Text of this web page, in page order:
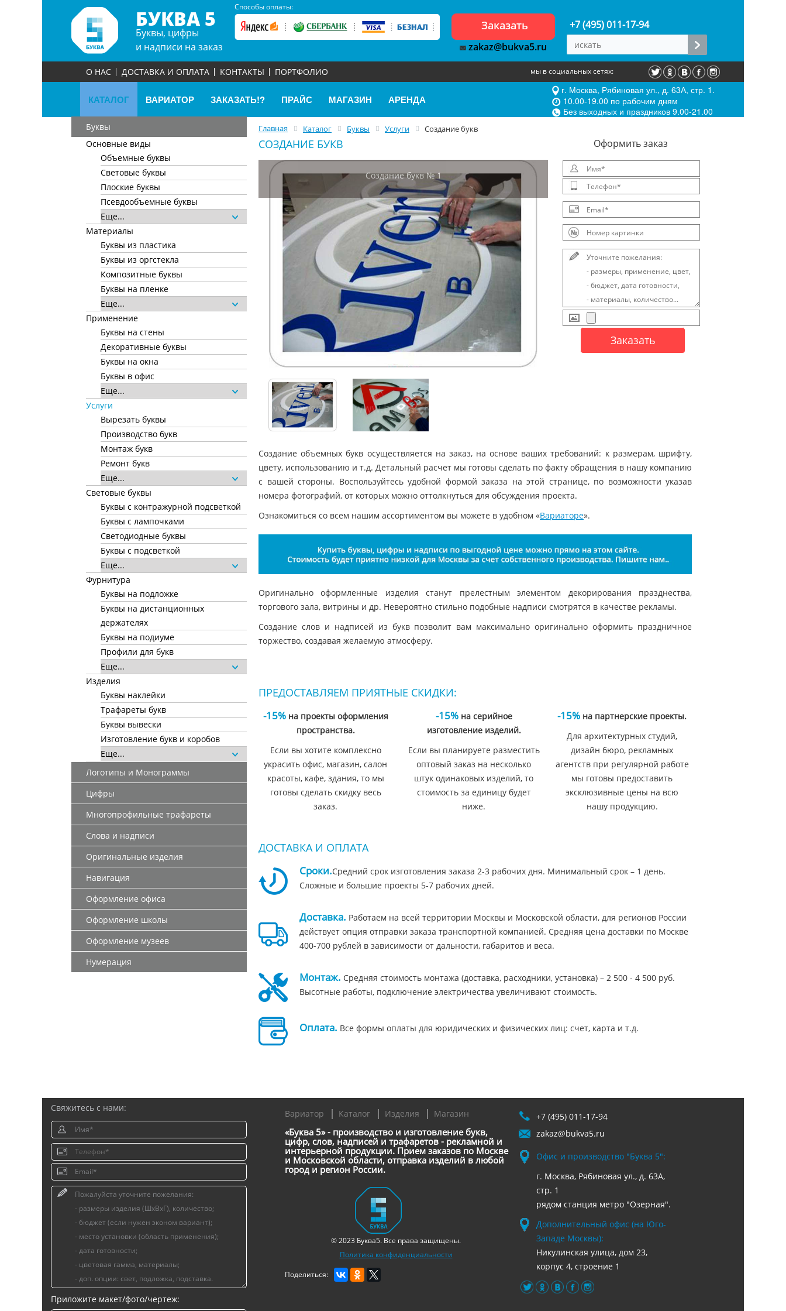
БУКВА 5
Буквы, цифры
и надписи на заказ
Способы оплаты:
Заказать
zakaz@bukva5.ru
+7 (495) 011-17-94
О НАС ДОСТАВКА И ОПЛАТА КОНТАКТЫ ПОРТФОЛИО мы в социальных сетях:
КАТАЛОГ ВАРИАТОР ЗАКАЗАТЬ!? ПРАЙС МАГАЗИН АРЕНДА
г. Москва, Рябиновая ул., д. 63А, стр. 1.
10.00-19.00 по рабочим дням
Без выходных и праздников 9.00-21.00
Главная Каталог Буквы Услуги Создание букв
Буквы
Основные виды
Объемные буквы
Световые буквы
Плоские буквы
Псевдообъемные буквы
Еще...
Материалы
Буквы из пластика
Буквы из оргстекла
Композитные буквы
Буквы на пленке
Еще...
Применение
Буквы на стены
Декоративные буквы
Буквы на окна
Буквы в офис
Еще...
Услуги
Вырезать буквы
Производство букв
Монтаж букв
Ремонт букв
Еще...
Световые буквы
Буквы с контражурной подсветкой
Буквы с лампочками
Светодиодные буквы
Буквы с подсветкой
Еще...
Фурнитура
Буквы на подложке
Буквы на дистанционных
держателях
Буквы на подиуме
Профили для букв
Еще...
Изделия
Буквы наклейки
Трафареты букв
Буквы вывески
Изготовление букв и коробов
Еще...
Логотипы и Монограммы
Цифры
Многопрофильные трафареты
Слова и надписи
Оригинальные изделия
Навигация
Оформление офиса
Оформление школы
Оформление музеев
Нумерация
СОЗДАНИЕ БУКВ
Создание букв № 1
Oформить заказ
Создание объемных букв осуществляется на заказ, на основе ваших требований: к размерам, шрифту,
цвету, использованию и т.д. Детальный расчет мы готовы сделать по факту обращения в нашу компанию
с вашей стороны. Воспользуйтесь удобной формой заказа на этой странице, по возможности указав
номера фотографий, от которых можно оттолкнуться для обсуждения проекта.
Ознакомиться со всем нашим ассортиментом вы можете в удобном «Вариаторе».
Оригинально оформленные изделия станут прелестным элементом декорирования празднества,
торгового зала, витрины и др. Невероятно стильно подобные надписи смотрятся в качестве рекламы.
Создание слов и надписей из букв позволит вам максимально оригинально оформить праздничное
торжество, создавая желаемую атмосферу.
ПРЕДОСТАВЛЯЕМ ПРИЯТНЫЕ СКИДКИ:
-15%на проекты оформления
пространства.
Если вы хотите комплексно
украсить офис, магазин, салон
красоты, кафе, здания, то мы
готовы сделать скидку весь
заказ.
-15%на серийное
изготовление изделий.
Если вы планируете разместить
оптовый заказ на несколько
штук одинаковых изделий, то
стоимость за единицу будет
ниже.
-15% на партнерские проекты.
Для архитектурных студий,
дизайн бюро, рекламных
агентств при регулярной работе
мы готовы предоставить
эксклюзивные цены на всю
нашу продукцию.
ДОСТАВКА И ОПЛАТА
Сроки.Средний срок изготовления заказа 2-3 рабочих дня. Минимальный срок – 1 день.
Сложные и большие проекты 5-7 рабочих дней.
Доставка. Работаем на всей территории Москвы и Московской области, для регионов России
действует опция отправки заказа транспортной компанией. Средняя цена доставки по Москве
400-700 рублей в зависимости от дальности, габаритов и веса.
Монтаж. Средняя стоимость монтажа (доставка, расходники, установка) – 2 500 - 4 500 руб.
Высотные работы, подключение электричества увеличивают стоимость.
Оплата. Все формы оплаты для юридических и физических лиц: счет, карта и т.д.
Свяжитесь с нами:
Приложите макет/фото/чертеж:
Вариатор Каталог Изделия Магазин
«Буква 5» - производство и изготовление букв,
цифр, слов, надписей и трафаретов - рекламной и
интерьерной продукции. Прием заказов по Москве
и Московской области, отправка изделий в любой
город и регион России.
© 2023 Буква5. Все права защищены.
Политика конфиденциальности
Поделиться:
+7 (495) 011-17-94
zakaz@bukva5.ru
Офис и производство "Буква 5":
г. Москва, Рябиновая ул., д. 63А,
стр. 1
рядом станция метро "Озерная".
Дополнительный офис (на Юго-
Западе Москвы):
Никулинская улица, дом 23,
корпус 4, строение 1